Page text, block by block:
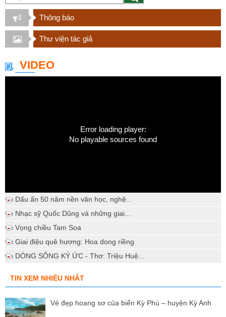
Thông báo
Thư viện tác giả
VIDEO
Error loading player:
No playable sources found
Dấu ấn 50 năm nền văn học, nghệ...
Nhạc sỹ Quốc Dũng và những giai...
Vọng chiều Tam Soa
Giai điệu quê hương: Hoa dong riềng
DÒNG SÔNG KÝ ỨC - Thơ: Triệu Huệ...
TIN XEM NHIỀU NHẤT
Vẻ đẹp hoang sơ của biển Kỳ Phú – huyện Kỳ Anh